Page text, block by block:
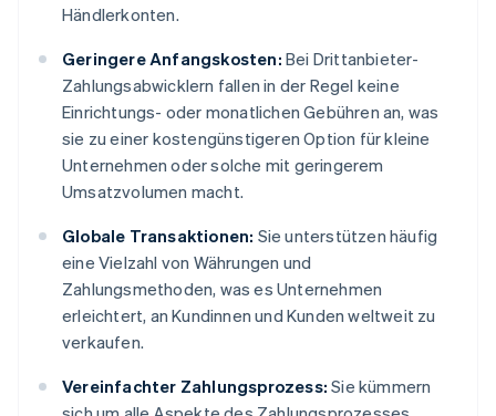
Händlerkonten.
Geringere Anfangskosten: Bei Drittanbieter-
Zahlungsabwicklern fallen in der Regel keine
Einrichtungs- oder monatlichen Gebühren an, was
sie zu einer kostengünstigeren Option für kleine
Unternehmen oder solche mit geringerem
Umsatzvolumen macht.
Globale Transaktionen: Sie unterstützen häufig
eine Vielzahl von Währungen und
Zahlungsmethoden, was es Unternehmen
erleichtert, an Kundinnen und Kunden weltweit zu
verkaufen.
Vereinfachter Zahlungsprozess: Sie kümmern